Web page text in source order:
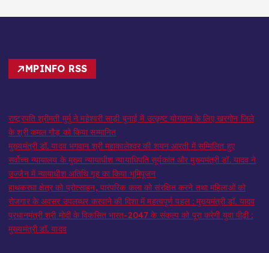
MPINFO RSS
राष्ट्रपति श्रीमती मुर्मु ने महेश्वरी साड़ी बुनाई में उत्कृष्ट योगदान के लिए खरगोन जिले
के श्री कमल गौड़ को किया सम्मानित
मुख्यमंत्री डॉ. यादव भगवान श्री महाकालेश्‍वर की शयन आरती में सम्मिलित हुए
सर्वोच्च न्यायालय के मुख्‍य न्‍यायाधीश न्यायाधिपति सूर्यकांत और मुख्यमंत्री डॉ. यादव ने
उज्जैन में न्यायाधीश अतिथि गृह का किया भूमिपूजन
हाथकरघा क्षेत्र को प्रोत्साहन, पारंपरिक कला को संरक्षित करने तथा महिलाओं को
रोजगार के अवसर उपलब्धर करवाने की दिशा में महत्वपूर्ण पहल : मुख्यमंत्री डॉ. यादव
प्रधानमंत्री श्री मोदी के विकसित भारत-2047 के संकल्प को पूरा करेगी युवा पीढ़ी :
मुख्यमंत्री डॉ. यादव